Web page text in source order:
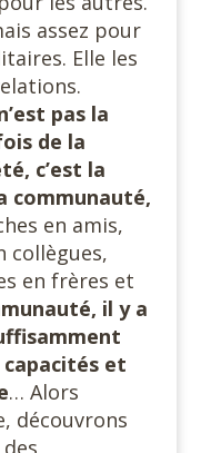
assez pour
Elle les
pas la
de la
c’est la
communauté,
en amis,
collègues,
en frères et
il y a
capacités et
… Alors
découvrons